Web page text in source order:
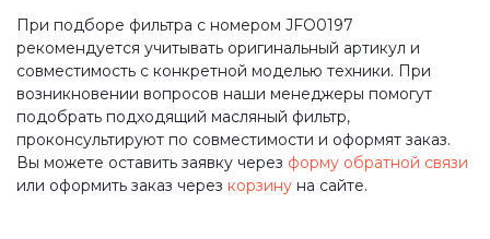
При подборе фильтра с номером JFO0197
рекомендуется учитывать оригинальный артикул и
совместимость с конкретной моделью техники. При
возникновении вопросов наши менеджеры помогут
подобрать подходящий масляный фильтр,
проконсультируют по совместимости и оформят заказ.
Вы можете оставить заявку через форму обратной связи
или оформить заказ через корзину на сайте.